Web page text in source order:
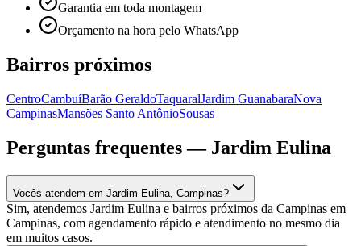
Garantia em toda montagem
Orçamento na hora pelo WhatsApp
Bairros próximos
CentroCambuíBarão GeraldoTaquaralJardim GuanabaraNova
CampinasMansões Santo AntônioSousas
Perguntas frequentes — Jardim Eulina
Vocês atendem em Jardim Eulina, Campinas?
Sim, atendemos Jardim Eulina e bairros próximos da Campinas em
Campinas, com agendamento rápido e atendimento no mesmo dia
em muitos casos.